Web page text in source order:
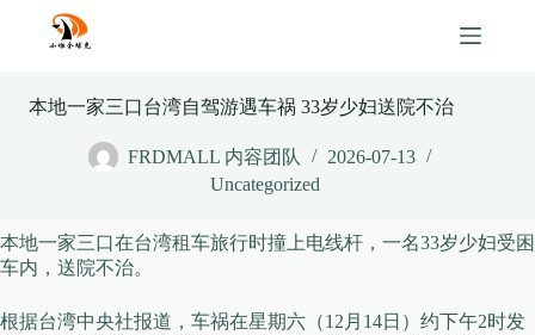
content
本地一家三口台湾自驾游遇车祸 33岁少妇送院不治
FRDMALL 内容团队
2026-07-13
Uncategorized
本地一家三口在台湾租车旅行时撞上电线杆，一名33岁少妇受困
车内，送院不治。
根据台湾中央社报道，车祸在星期六（12月14日）约下午2时发